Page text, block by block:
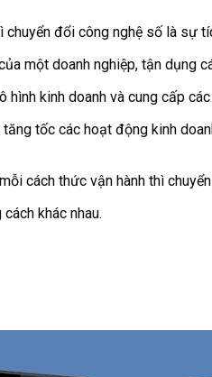
chuyển đổi công nghệ số là sự
một doanh nghiệp, tận dụng
hình kinh doanh và cung cấp
tốc các hoạt động kinh
cách thức vận hành thì
khác nhau.